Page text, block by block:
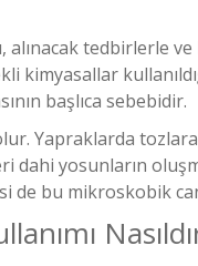
tedbirlerle ve
kimyasallar
başlıca sebebidir.
Yapraklarda
dahi yosunların
bu mikroskobik